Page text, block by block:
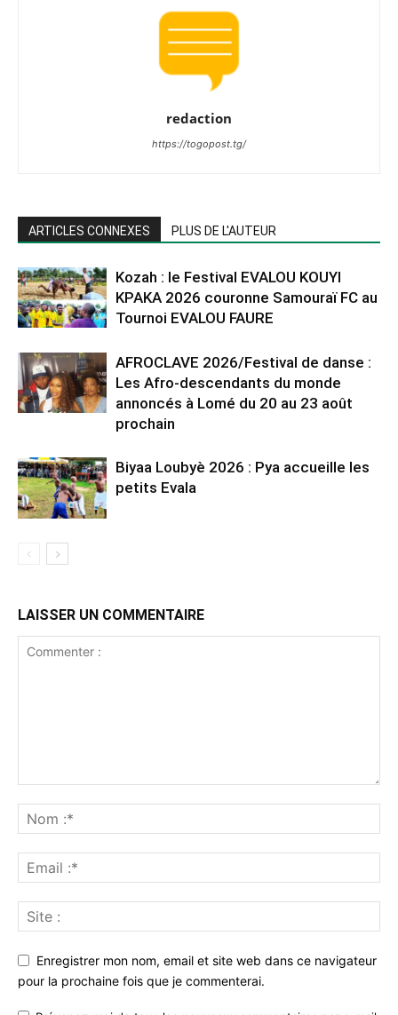
redaction
https://togopost.tg/
ARTICLES CONNEXES PLUS DE L'AUTEUR
Kozah : le Festival EVALOU KOUYI
KPAKA 2026 couronne Samouraï FC au
Tournoi EVALOU FAURE
AFROCLAVE 2026/Festival de danse :
Les Afro-descendants du monde
annoncés à Lomé du 20 au 23 août
prochain
Biyaa Loubyè 2026 : Pya accueille les
petits Evala
LAISSER UN COMMENTAIRE
Enregistrer mon nom, email et site web dans ce navigateur
pour la prochaine fois que je commenterai.